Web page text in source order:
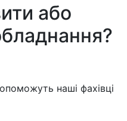
або
наші фахівці